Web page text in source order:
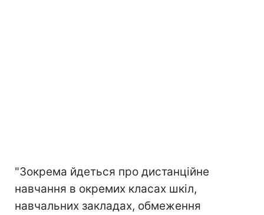
"Зокрема йдеться про дистанційне
навчання в окремих класах шкіл,
навчальних закладах, обмеження